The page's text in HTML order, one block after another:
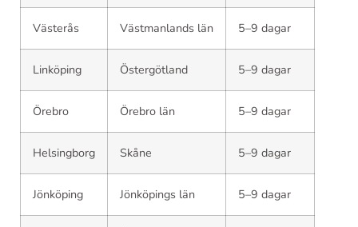
Västerås Västmanlands län 5–9 dagar
Linköping Östergötland 5–9 dagar
Örebro Örebro län 5–9 dagar
Helsingborg Skåne 5–9 dagar
Jönköping Jönköpings län 5–9 dagar